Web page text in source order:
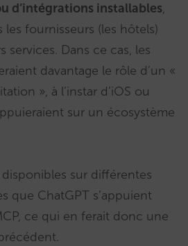
d’intégrations installables,
les fournisseurs (les hôtels)
services. Dans ce cas, les
davantage le rôle d’un «
», à l’instar d’iOS ou
sur un écosystème
sur différentes
que ChatGPT s’appuient
ce qui en ferait donc une